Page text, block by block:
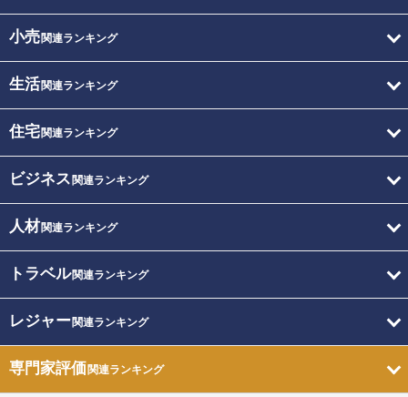
小売関連ランキング
生活関連ランキング
住宅関連ランキング
ビジネス 関連ランキング
人材関連ランキング
トラベル関連ランキング
レジャー関連ランキング
専門家評価関連ランキング